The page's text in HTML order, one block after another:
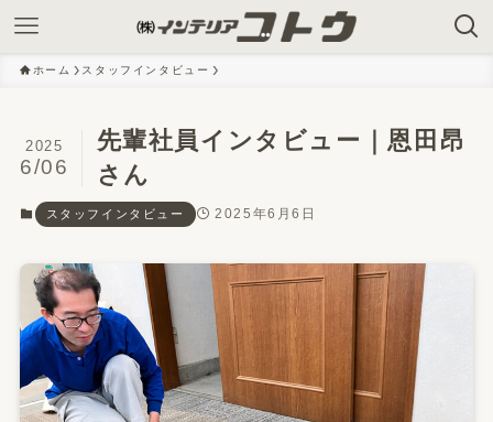
ホーム スタッフインタビュー
先輩社員インタビュー｜恩田昂
さん
2025
6/06
スタッフインタビュー 2025年6月6日